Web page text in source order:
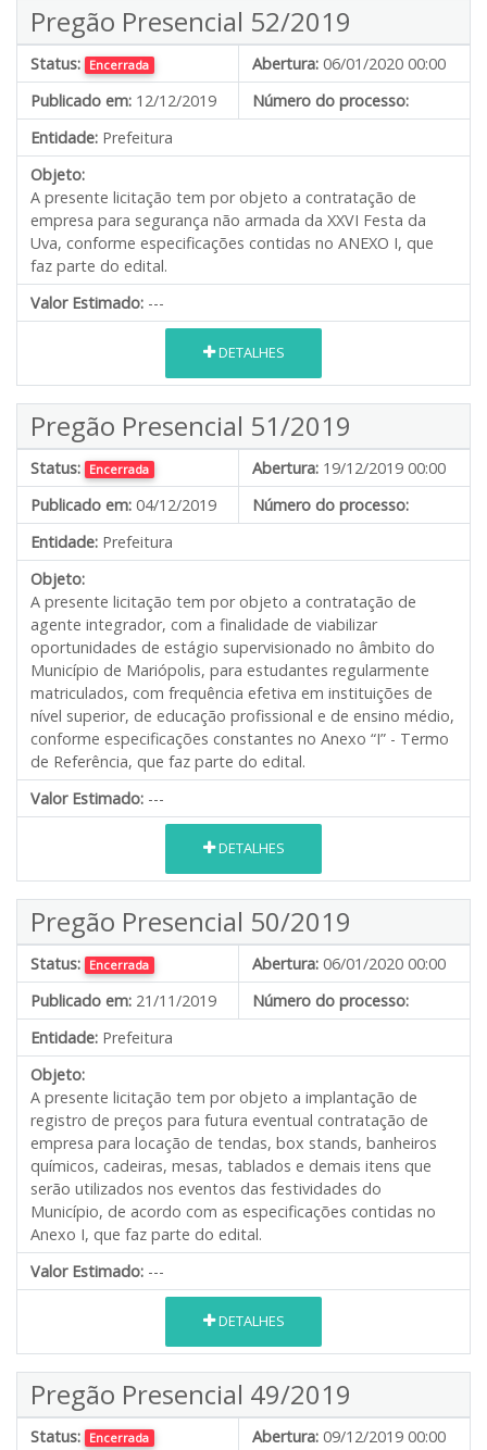
Pregão Presencial 52/2019
Status: Encerrada Abertura: 06/01/2020 00:00
Publicado em: 12/12/2019
Número do processo:
Entidade: Prefeitura
Objeto:
A presente licitação tem por objeto a contratação de
empresa para segurança não armada da XXVI Festa da
Uva, conforme especificações contidas no ANEXO I, que
faz parte do edital.
Valor Estimado: ---
DETALHES
Pregão Presencial 51/2019
Status: Encerrada Abertura: 19/12/2019 00:00
Publicado em: 04/12/2019
Número do processo:
Entidade: Prefeitura
Objeto:
A presente licitação tem por objeto a contratação de
agente integrador, com a finalidade de viabilizar
oportunidades de estágio supervisionado no âmbito do
Município de Mariópolis, para estudantes regularmente
matriculados, com frequência efetiva em instituições de
nível superior, de educação profissional e de ensino médio,
conforme especificações constantes no Anexo “I” - Termo
de Referência, que faz parte do edital.
Valor Estimado: ---
DETALHES
Pregão Presencial 50/2019
Status: Encerrada Abertura: 06/01/2020 00:00
Publicado em: 21/11/2019
Número do processo:
Entidade: Prefeitura
Objeto:
A presente licitação tem por objeto a implantação de
registro de preços para futura eventual contratação de
empresa para locação de tendas, box stands, banheiros
químicos, cadeiras, mesas, tablados e demais itens que
serão utilizados nos eventos das festividades do
Município, de acordo com as especificações contidas no
Anexo I, que faz parte do edital.
Valor Estimado: ---
DETALHES
Pregão Presencial 49/2019
Status: Encerrada Abertura: 09/12/2019 00:00